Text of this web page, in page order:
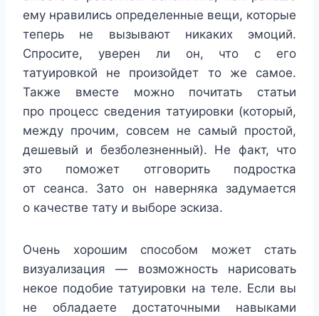
ему нравились определенные вещи, которые
теперь не вызывают никаких эмоций.
Спросите, уверен ли он, что с его
татуировкой не произойдет то же самое.
Также вместе можно почитать статьи
про процесс сведения татуировки (который,
между прочим, совсем не самый простой,
дешевый и безболезненный). Не факт, что
это поможет отговорить подростка
от сеанса. Зато он наверняка задумается
о качестве тату и выборе эскиза.
Очень хорошим способом может стать
визуализация — возможность нарисовать
некое подобие татуировки на теле. Если вы
не обладаете достаточными навыками